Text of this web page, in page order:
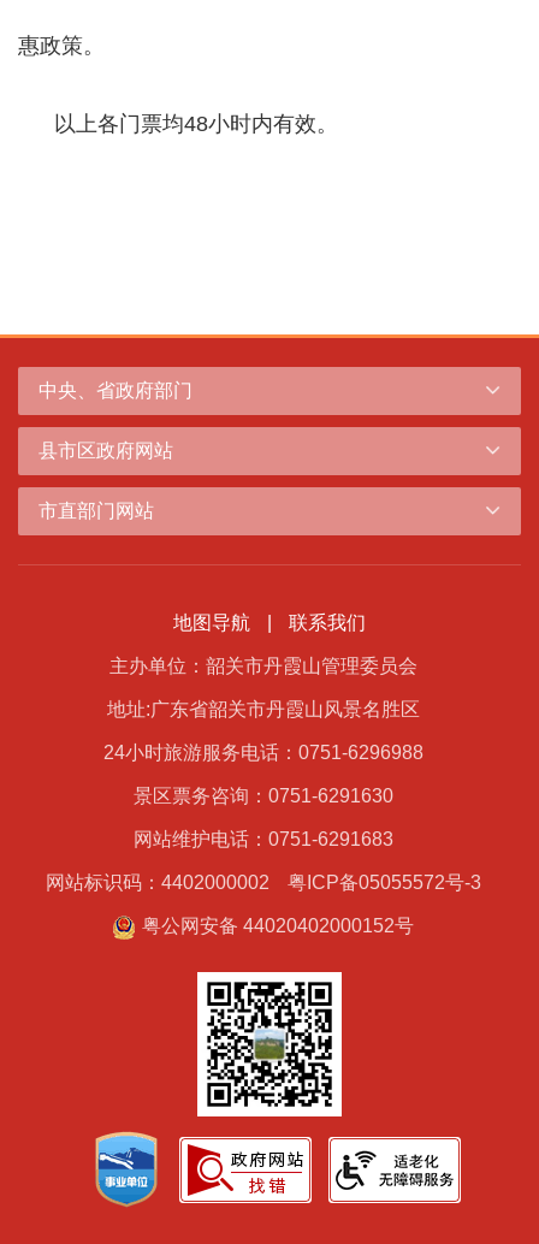
惠政策。
以上各门票均48小时内有效。
中央、省政府部门
县市区政府网站
市直部门网站
地图导航 联系我们
主办单位：韶关市丹霞山管理委员会
地址:广东省韶关市丹霞山风景名胜区
24小时旅游服务电话：0751-6296988
景区票务咨询：0751-6291630
网站维护电话：0751-6291683
网站标识码：4402000002 粤ICP备05055572号-3
粤公网安备 44020402000152号